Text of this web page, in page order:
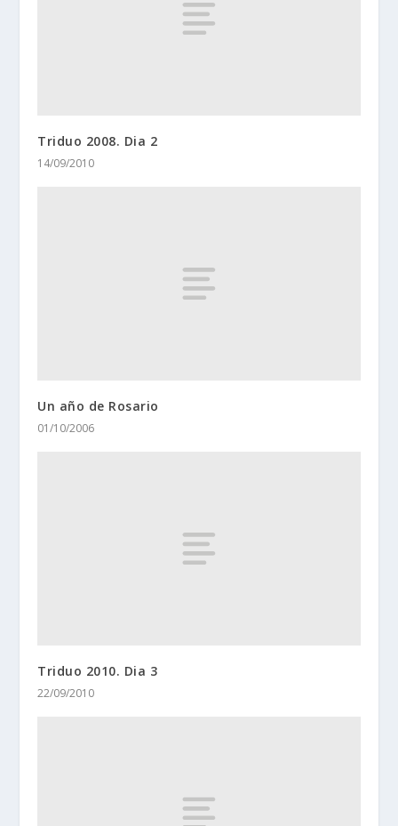
Triduo 2008. Dia 2
14/09/2010
Un año de Rosario
01/10/2006
Triduo 2010. Dia 3
22/09/2010